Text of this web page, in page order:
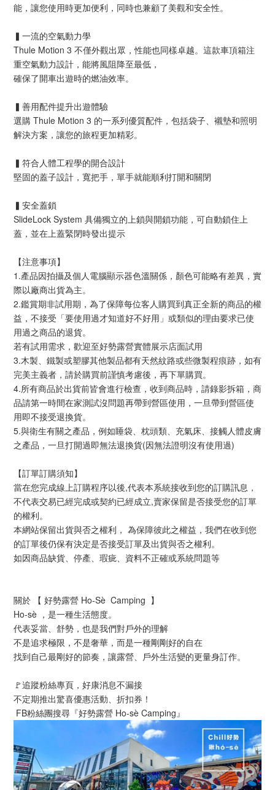
能，讓您使用時更加便利，同時也兼顧了美觀和安全性。
▍一流的空氣動力學
Thule Motion 3 不僅外觀出眾，性能也同樣卓越。這款車頂箱注
重空氣動力設計，能將風阻降至最低，
確保了開車出遊時的燃油效率。
▍善用配件提升出遊體驗
選購 Thule Motion 3 的一系列優質配件，包括袋子、襯墊和照明
解決方案，讓您的旅程更加精彩。
▍符合人體工程學的開合設計
堅固的蓋子設計，寬把手，單手就能順利打開和關閉
▍安全蓋鎖
SlideLock System 具備獨立的上鎖與開鎖功能，可自動鎖住上
蓋，並在上蓋緊閉時發出提示
【注意事項】
1.產品因拍攝及個人電腦顯示器色溫關係，顏色可能略有差異，實
際以廠商出貨為主。
2.鑑賞期非試用期，為了保障每位客人購買到真正全新的商品的權
益，不接受「要使用過才知道好不好用」或類似的理由要求已使
用過之商品的退貨。
若有試用需求，歡迎至好勢露營實體展示店面試用
3.木製、鐵製或塑膠其他製品都有天然紋路或些微製程痕跡，如有
完美主義者，請於購買前謹慎考慮後，再下單購買。
4.所有商品於出貨前皆會進行檢查，收到商品時，請錄影拆箱，商
品請第一時間在家測試沒問題再帶到營區使用，一旦帶到營區使
用即不接受退換貨。
5.與衛生有關之產品，例如睡袋、枕頭類、充氣床、接觸人體皮膚
之產品，一旦打開過即無法退換貨(因無法證明沒有使用過)
【訂單訂購須知】
當在您完成線上訂購程序以後,代表本系統接收到您的訂購訊息，
不代表交易已經完成或契約已經成立,賣家保留是否接受您的訂單
的權利。
本網站保留出貨與否之權利， 為保障彼此之權益，我們在收到您
的訂單後仍保有決定是否接受訂單及出貨與否之權利。
如因商品缺貨、停產、瑕疵、資料不正確或系統問題等
關於 【 好勢露營 Ho-Sè  Camping  】
Ho-sè ，是一種生活態度。
代表妥當、舒勢，也是我們對戶外的理解
不是追求極限，不是奢華，而是一種剛剛好的自在
找到自己最剛好的節奏，讓露營、戶外生活變的更量身訂作。
🚩追蹤粉絲專頁，好康消息不漏接
不定期推出驚喜優惠活動、折扣券！
FB粉絲團搜尋『好勢露營 Ho-sè Camping』